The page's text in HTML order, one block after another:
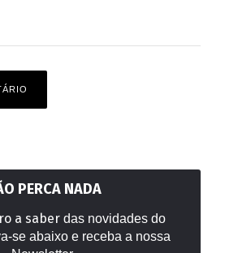
PERCA NADA
a saber das novidades do
se abaixo e receba a nossa